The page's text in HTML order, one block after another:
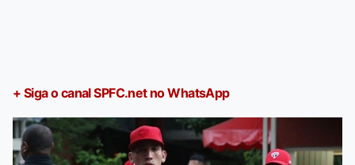
+ Siga o canal SPFC.net no WhatsApp